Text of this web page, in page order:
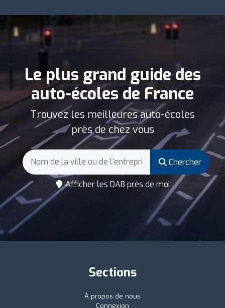
Le plus grand guide des
auto-écoles de France
Trouvez les meilleures auto-écoles
près de chez vous
Chercher
Afficher les DAB près de moi
Sections
À propos de nous
Connexion